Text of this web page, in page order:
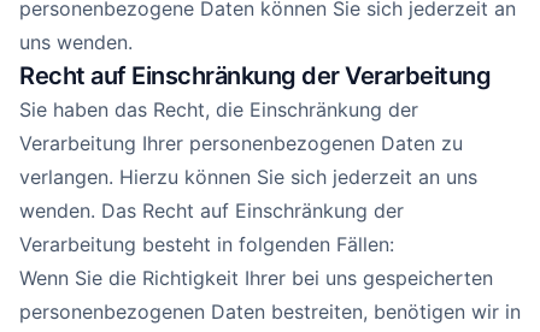
personenbezogene Daten können Sie sich jederzeit an
uns wenden.
Recht auf Einschränkung der Verarbeitung
Sie haben das Recht, die Einschränkung der
Verarbeitung Ihrer personenbezogenen Daten zu
verlangen. Hierzu können Sie sich jederzeit an uns
wenden. Das Recht auf Einschränkung der
Verarbeitung besteht in folgenden Fällen:
Wenn Sie die Richtigkeit Ihrer bei uns gespeicherten
personenbezogenen Daten bestreiten, benötigen wir in